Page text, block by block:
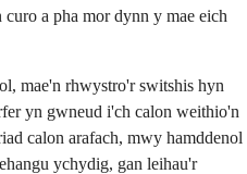
a pha mor dynn y mae eich
mae'n rhwystro'r switshis hyn
yn gwneud i'ch calon weithio'n
calon arafach, mwy hamddenol
ychydig, gan leihau'r